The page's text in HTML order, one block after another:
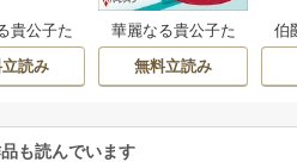
貴公子た
プレイボ
イ
読み
華麗なる貴公子た
ち【ハーレクイ
ン・セレクト版】
無料立読み
伯
も読んでいます